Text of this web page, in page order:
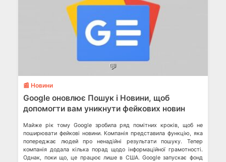
💬
📰 Новини
Google оновлює Пошук і Новини, щоб
допомогти вам уникнути фейкових новин
Майже рік тому Google зробила ряд помітних кроків, щоб не
поширювати фейкові новини. Компанія представила функцію, яка
попереджає людей про ненадійні результати пошуку. Тепер
компанія додала кілька порад щодо інформаційної грамотності.
Однак, поки що, це працює лише в США. Google запускає фонд